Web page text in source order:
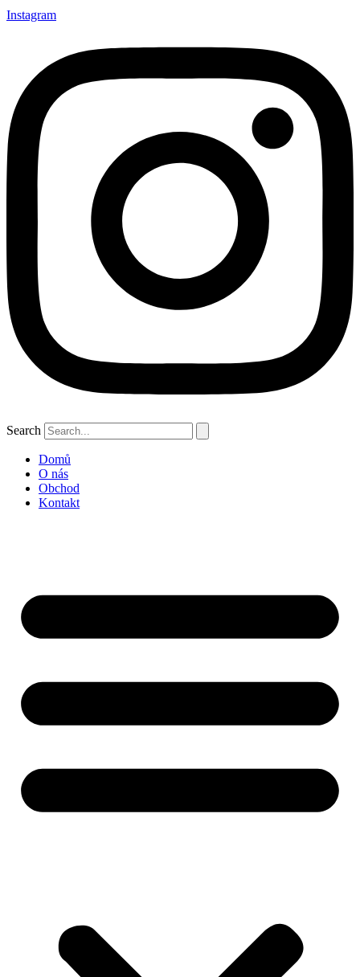
Instagram
Search
Domů
O nás
Obchod
Kontakt